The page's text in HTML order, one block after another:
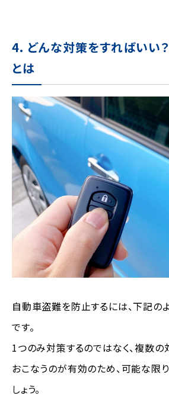
4. どんな対策をすればいい
とは
自動車盗難を防止するには、下記の
です。
1つのみ対策するのではなく、複数
おこなうのが有効のため、可能な限
しょう。